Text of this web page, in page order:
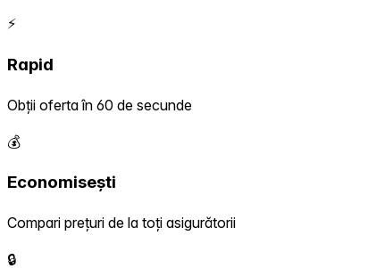
⚡
Rapid
Obții oferta în 60 de secunde
💰
Economisești
Compari prețuri de la toți asigurătorii
🔒